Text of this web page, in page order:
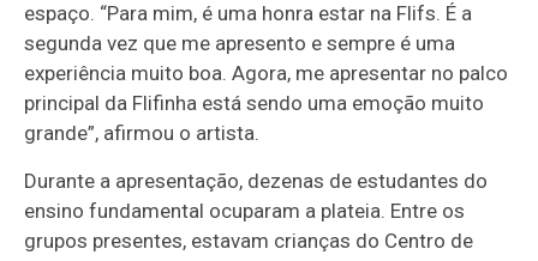
espaço. “Para mim, é uma honra estar na Flifs. É a
segunda vez que me apresento e sempre é uma
experiência muito boa. Agora, me apresentar no palco
principal da Flifinha está sendo uma emoção muito
grande”, afirmou o artista.
Durante a apresentação, dezenas de estudantes do
ensino fundamental ocuparam a plateia. Entre os
grupos presentes, estavam crianças do Centro de